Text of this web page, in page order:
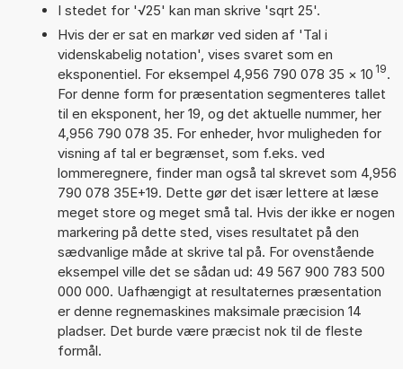
I stedet for '√25' kan man skrive 'sqrt 25'.
Hvis der er sat en markør ved siden af 'Tal i
videnskabelig notation', vises svaret som en
eksponentiel. For eksempel 4,956 790 078 35 × 10 19.
For denne form for præsentation segmenteres tallet
til en eksponent, her 19, og det aktuelle nummer, her
4,956 790 078 35. For enheder, hvor muligheden for
visning af tal er begrænset, som f.eks. ved
lommeregnere, finder man også tal skrevet som 4,956
790 078 35E+19. Dette gør det især lettere at læse
meget store og meget små tal. Hvis der ikke er nogen
markering på dette sted, vises resultatet på den
sædvanlige måde at skrive tal på. For ovenstående
eksempel ville det se sådan ud: 49 567 900 783 500
000 000. Uafhængigt at resultaternes præsentation
er denne regnemaskines maksimale præcision 14
pladser. Det burde være præcist nok til de fleste
formål.